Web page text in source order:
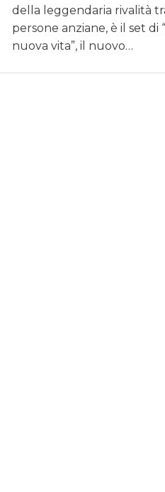
della leggendaria rivalità
persone anziane, è il set
nuova vita”, il nuovo…